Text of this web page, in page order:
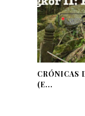
CRÓNICAS
(E...